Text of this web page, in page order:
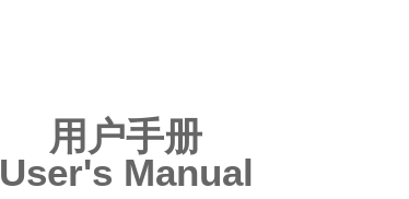
用户手册
User's Manual